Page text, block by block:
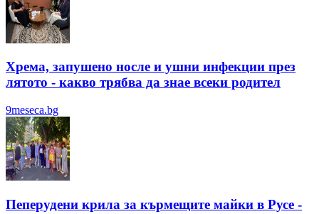
Хрема, запушено носле и ушни инфекции през
лятотo - какво трябва да знае всеки родител
9meseca.bg
Пеперудени крила за кърмещите майки в Русе -